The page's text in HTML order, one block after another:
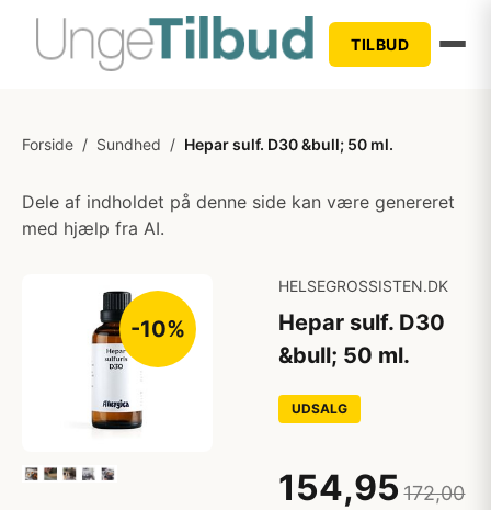
TILBUD
Forside / Sundhed / Hepar sulf. D30 &bull; 50 ml.
Dele af indholdet på denne side kan være genereret
med hjælp fra AI.
-10%
HELSEGROSSISTEN.DK
Hepar sulf. D30
&bull; 50 ml.
UDSALG
154,95 172,00